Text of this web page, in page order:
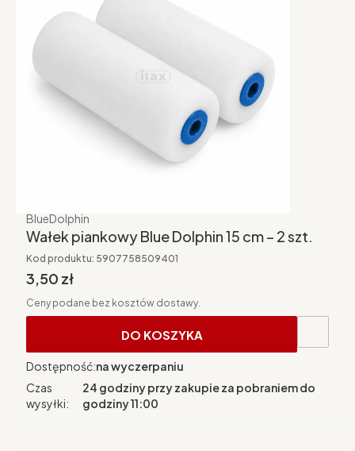
Producent
BlueDolphin
Wałek piankowy Blue Dolphin 15 cm – 2 szt.
Kod produktu: 5907758509401
Cena brutto
3,50 zł
Ceny podane bez kosztów dostawy.
DO KOSZYKA
Dostępność:na wyczerpaniu
Czas
wysyłki:
24 godziny przy zakupie za pobraniem do
godziny 11:00